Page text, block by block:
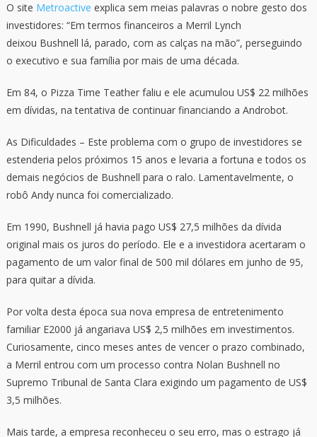
O site Metroactive explica sem meias palavras o nobre gesto dos
investidores: “Em termos financeiros a Merril Lynch
deixou Bushnell lá, parado, com as calças na mão”, perseguindo
o executivo e sua família por mais de uma década.
Em 84, o Pizza Time Teather faliu e ele acumulou US$ 22 milhões
em dívidas, na tentativa de continuar financiando a Androbot.
As Dificuldades – Este problema com o grupo de investidores se
estenderia pelos próximos 15 anos e levaria a fortuna e todos os
demais negócios de Bushnell para o ralo. Lamentavelmente, o
robô Andy nunca foi comercializado.
Em 1990, Bushnell já havia pago US$ 27,5 milhões da dívida
original mais os juros do período. Ele e a investidora acertaram o
pagamento de um valor final de 500 mil dólares em junho de 95,
para quitar a dívida.
Por volta desta época sua nova empresa de entretenimento
familiar E2000 já angariava US$ 2,5 milhões em investimentos.
Curiosamente, cinco meses antes de vencer o prazo combinado,
a Merril entrou com um processo contra Nolan Bushnell no
Supremo Tribunal de Santa Clara exigindo um pagamento de US$
3,5 milhões.
Mais tarde, a empresa reconheceu o seu erro, mas o estrago já